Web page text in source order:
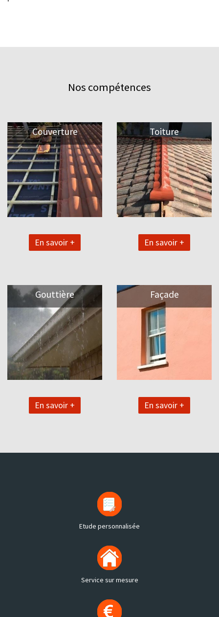
Nos compétences
Couverture
En savoir +
Toiture
En savoir +
Gouttière
En savoir +
Façade
En savoir +
Etude personnalisée
Service sur mesure